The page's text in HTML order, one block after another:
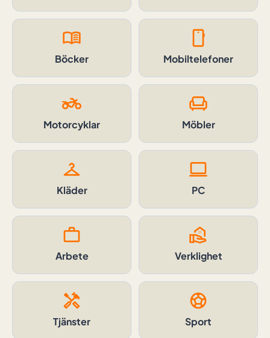
menu_book
Böcker
smartphone
Mobiltelefoner
two_wheeler
Motorcyklar
chair
Möbler
checkroom
Kläder
computer
PC
work
Arbete
real_estate_agent
Verklighet
handyman
Tjänster
sports_soccer
Sport